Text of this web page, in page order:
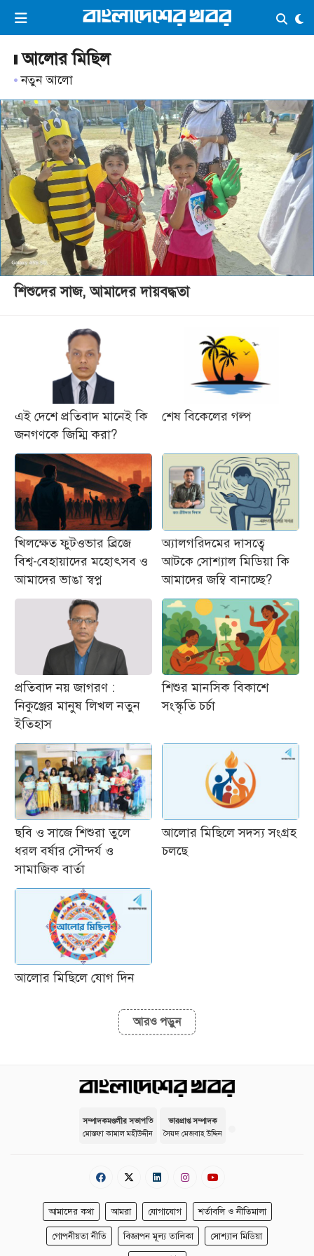
ভিডিও ই-পেপার লগইন ×
প্রচ্ছদ
সর্বশেষ
সব বিভাগ
আর্কাইভ
কনভার্টার
আলোর মিছিল
নতুন আলো
শিশুদের সাজ, আমাদের দায়বদ্ধতা
এই দেশে প্রতিবাদ মানেই কি
জনগণকে জিম্মি করা?
শেষ বিকেলের গল্প
খিলক্ষেত ফুটওভার ব্রিজে
বিশ্ব-বেহায়াদের মহোৎসব ও
আমাদের ভাঙা স্বপ্ন
অ্যালগরিদমের দাসত্বে
আটকে সোশ্যাল মিডিয়া কি
আমাদের জম্বি বানাচ্ছে?
প্রতিবাদ নয় জাগরণ :
নিকুঞ্জের মানুষ লিখল নতুন
ইতিহাস
শিশুর মানসিক বিকাশে
সংস্কৃতি চর্চা
ছবি ও সাজে শিশুরা তুলে
ধরল বর্ষার সৌন্দর্য ও
সামাজিক বার্তা
আলোর মিছিলে সদস্য সংগ্রহ
চলছে
আলোর মিছিলে যোগ দিন
আরও পড়ুন
সম্পাদকমণ্ডলীর সভাপতি
মোস্তফা কামাল মহীউদ্দীন
ভারপ্রাপ্ত সম্পাদক
সৈয়দ মেজবাহ উদ্দিন
আমাদের কথা আমরা যোগাযোগ শর্তাবলি ও নীতিমালা
গোপনীয়তা নীতি বিজ্ঞাপন মূল্য তালিকা সোশ্যাল মিডিয়া